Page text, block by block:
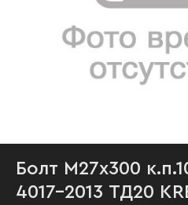
Болт М27х300
4017-2013 ТД20